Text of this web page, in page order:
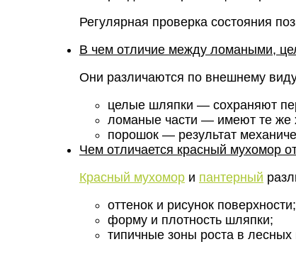
Регулярная проверка состояния
В чем отличие между ломаными,
Они различаются по внешнему
целые шляпки — сохраняют
ломаные части — имеют те же
порошок — результат
Чем отличается красный мухомор
Красный мухомор и пантерный
оттенок и рисунок поверхности;
форму и плотность шляпки;
типичные зоны роста в лесных